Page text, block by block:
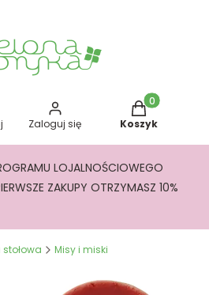
wyszukiwarkę
Zaloguj się
Produkty w
Koszyk
LOJALNOŚCIOWEGO
ZAKUPY OTRZYMASZ 10%
Misy i miski